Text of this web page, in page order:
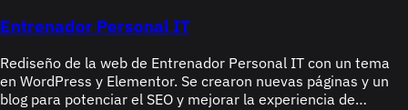
Entrenador Personal IT
Rediseño de la web de Entrenador Personal IT con un tema
en WordPress y Elementor. Se crearon nuevas páginas y un
blog para potenciar el SEO y mejorar la experiencia de